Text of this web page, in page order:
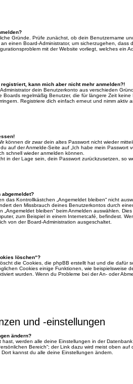
Gründe. Prüfe zunächst, ob dein Benutzername
einen Board-Administrator, um sicherzugehen, dass
mit der Website vorliegt, welches ein
kann mich aber nicht mehr anmelden?!
dein Benutzerkonto aus verschieden
Boards regelmäßig Benutzer, die für längere Zeit
Registriere dich einfach erneut und nimm aktiv
können dir zwar dein altes Passwort nicht wieder
auf der Anmelde-Seite auf „Ich habe mein Passwort
schnell wieder anmelden können.
in der Lage sein, dein Passwort zurückzusetzen, so
abgemeldet?
das Kontrollkästchen „Angemeldet bleiben“ nicht
den Missbrauch deines Benutzerkontos durch
„Angemeldet bleiben“ beim Anmelden auswählen.
zum Beispiel in einem Internetcafé, befindest.
von der Board-Administration ausgeschaltet.
löschen“?
löscht die Cookies, die phpBB erstellt hat und die dafür
Cookies einige Funktionen, wie beispielsweise
wurden. Wenn du Probleme bei der An- oder
und -einstellungen
ändern?
hast, werden alle deine Einstellungen in der
Bereich“; der Link dazu wird meist oben
kannst du alle deine Einstellungen ändern.